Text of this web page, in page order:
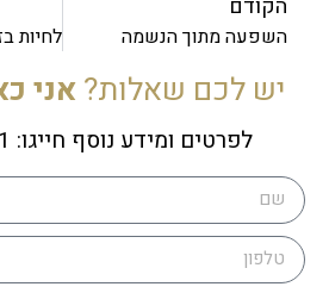
השפעה מתוך הנשמה
יש לכם שאלות?אני
לפרטים ומידע נוסף חייגו: 054-6450191